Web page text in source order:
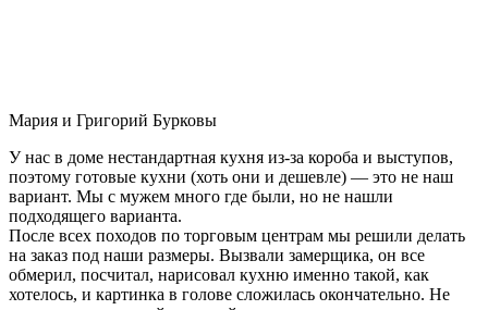
Мария и Григорий Бурковы
У нас в доме нестандартная кухня из-за короба и выступов,
поэтому готовые кухни (хоть они и дешевле) — это не наш
вариант. Мы с мужем много где были, но не нашли
подходящего варианта.
После всех походов по торговым центрам мы решили делать
на заказ под наши размеры. Вызвали замерщика, он все
обмерил, посчитал, нарисовал кухню именно такой, как
хотелось, и картинка в голове сложилась окончательно. Не